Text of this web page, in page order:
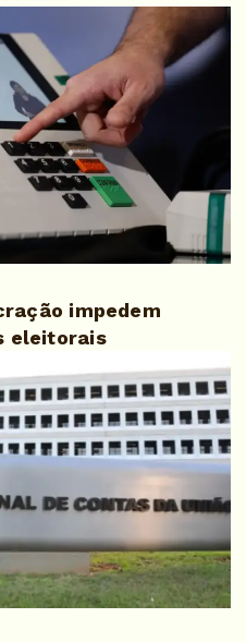
impedem
eleitorais